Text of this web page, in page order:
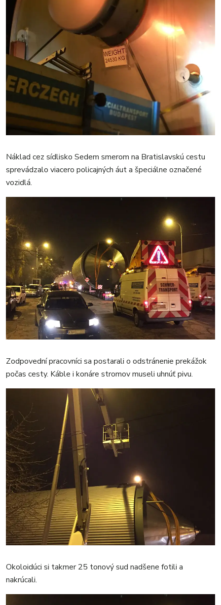
Náklad cez sídlisko Sedem smerom na Bratislavskú cestu
sprevádzalo viacero policajných áut a špeciálne označené
vozidlá.
Zodpovední pracovníci sa postarali o odstránenie prekážok
počas cesty. Káble i konáre stromov museli uhnúť pivu.
Okoloidúci si takmer 25 tonový sud nadšene fotili a
nakrúcali.